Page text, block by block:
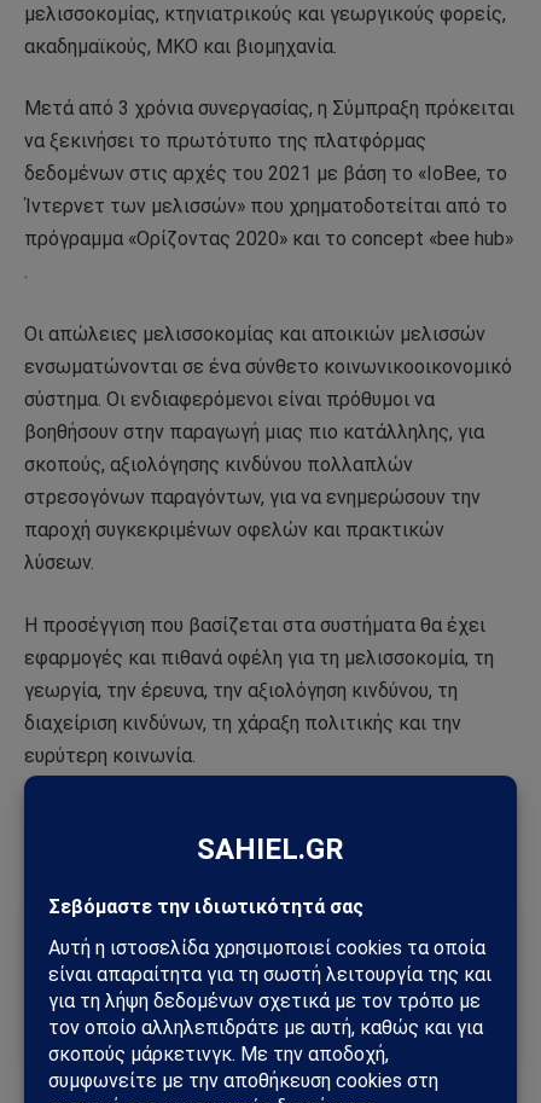
μελισσοκομίας, κτηνιατρικούς και γεωργικούς φορείς,
ακαδημαϊκούς, ΜΚΟ και βιομηχανία.
Μετά από 3 χρόνια συνεργασίας, η Σύμπραξη πρόκειται
να ξεκινήσει το πρωτότυπο της πλατφόρμας
δεδομένων στις αρχές του 2021 με βάση το «IoBee, το
Ίντερνετ των μελισσών» που χρηματοδοτείται από το
πρόγραμμα «Ορίζοντας 2020» και το concept «bee hub»
.
Οι απώλειες μελισσοκομίας και αποικιών μελισσών
ενσωματώνονται σε ένα σύνθετο κοινωνικοοικονομικό
σύστημα. Οι ενδιαφερόμενοι είναι πρόθυμοι να
βοηθήσουν στην παραγωγή μιας πιο κατάλληλης, για
σκοπούς, αξιολόγησης κινδύνου πολλαπλών
στρεσογόνων παραγόντων, για να ενημερώσουν την
παροχή συγκεκριμένων οφελών και πρακτικών
λύσεων.
Η προσέγγιση που βασίζεται στα συστήματα θα έχει
εφαρμογές και πιθανά οφέλη για τη μελισσοκομία, τη
γεωργία, την έρευνα, την αξιολόγηση κινδύνου, τη
διαχείριση κινδύνων, τη χάραξη πολιτικής και την
ευρύτερη κοινωνία.
Ακολούθησε το Sahiel στο Google News
Πρόσθεσε το Sahiel ως προτιμώμενη πηγή για να λαμβάνεις
πρώτος τις σημαντικότερες ειδήσεις και αναλύσεις.
Add as a preferred source